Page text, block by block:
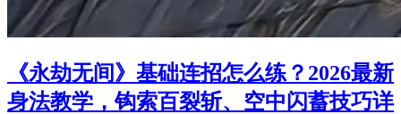
《永劫无间》基础连招怎么练？2026最新
身法教学，钩索百裂斩、空中闪蓄技巧详